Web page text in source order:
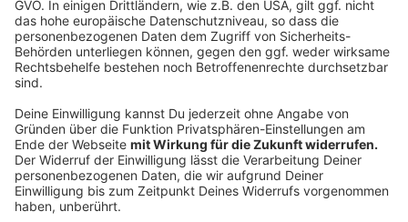
Die Zusammenfassung der wichtigsten
Veränderungen der Krankenhausreform gibt es
hier zu lesen.
Außerdem gibt eseine Karte des NRW-
jeweiligen Regionen im Bundesland aussieht.
Anzeige